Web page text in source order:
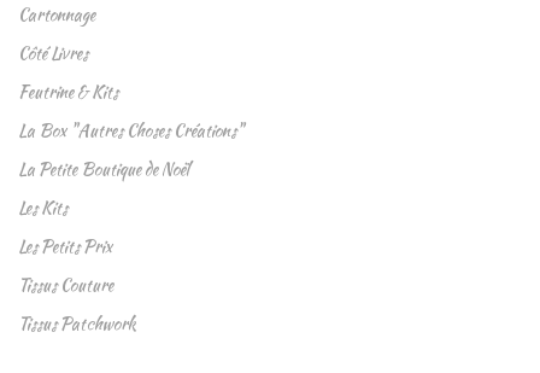
Cartonnage
Côté Livres
Feutrine & Kits
La Box "Autres Choses Créations"
La Petite Boutique de Noël
Les Kits
Les Petits Prix
Tissus Couture
Tissus Patchwork